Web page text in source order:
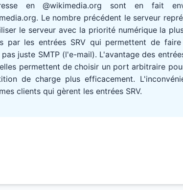
en @wikimedia.org sont en fait
Le nombre précédent le serveur
le serveur avec la priorité numérique la
par les entrées SRV qui permettent de
pas juste SMTP (l'e-mail). L'avantage des
permettent de choisir un port arbitraire
de charge plus efficacement.
clients qui gèrent les entrées SRV.